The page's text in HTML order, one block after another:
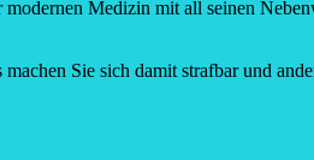
Medizin mit all seinen
Sie sich damit strafbar und